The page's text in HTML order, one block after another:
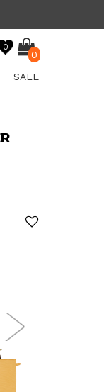
0
0
SALE